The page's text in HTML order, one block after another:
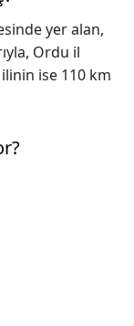
yer alan,
Ordu il
ise 110 km